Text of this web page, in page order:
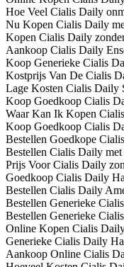
Hoe Veel Cialis Daily
Nu Kopen Cialis Daily
Kopen Cialis Daily
Aankoop Cialis Daily
Koop Generieke Cialis
Kostprijs Van De Cialis
Lage Kosten Cialis Daily
Koop Goedkoop Cialis
Waar Kan Ik Kopen
Koop Goedkoop Cialis
Bestellen Goedkope
Bestellen Cialis Daily
Prijs Voor Cialis Daily
Goedkoop Cialis Daily
Bestellen Cialis Daily
Bestellen Generieke
Bestellen Generieke
Online Kopen Cialis
Generieke Cialis Daily
Aankoop Online Cialis